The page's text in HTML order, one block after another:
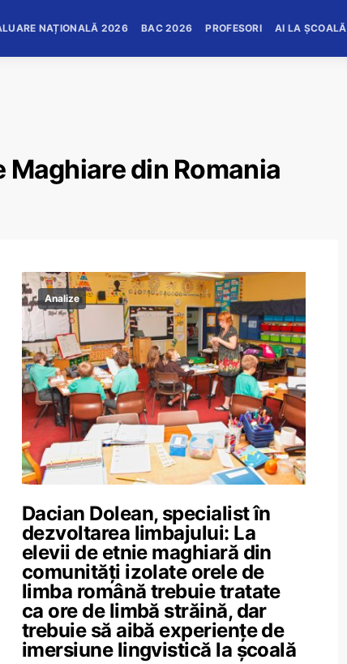
NAȚIONALĂ 2026 BAC 2026 PROFESORI AI LA ȘCOALĂ
din Romania
Analize
Dacian Dolean, specialist în
dezvoltarea limbajului: La
elevii de etnie maghiară din
comunități izolate orele de
limba română trebuie tratate
ca ore de limbă străină, dar
trebuie să aibă experiențe de
imersiune lingvistică la școală